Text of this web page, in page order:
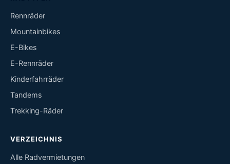
Rennräder
Mountainbikes
E-Bikes
E-Rennräder
Kinderfahrräder
Tandems
Trekking-Räder
VERZEICHNIS
Alle Radvermietungen